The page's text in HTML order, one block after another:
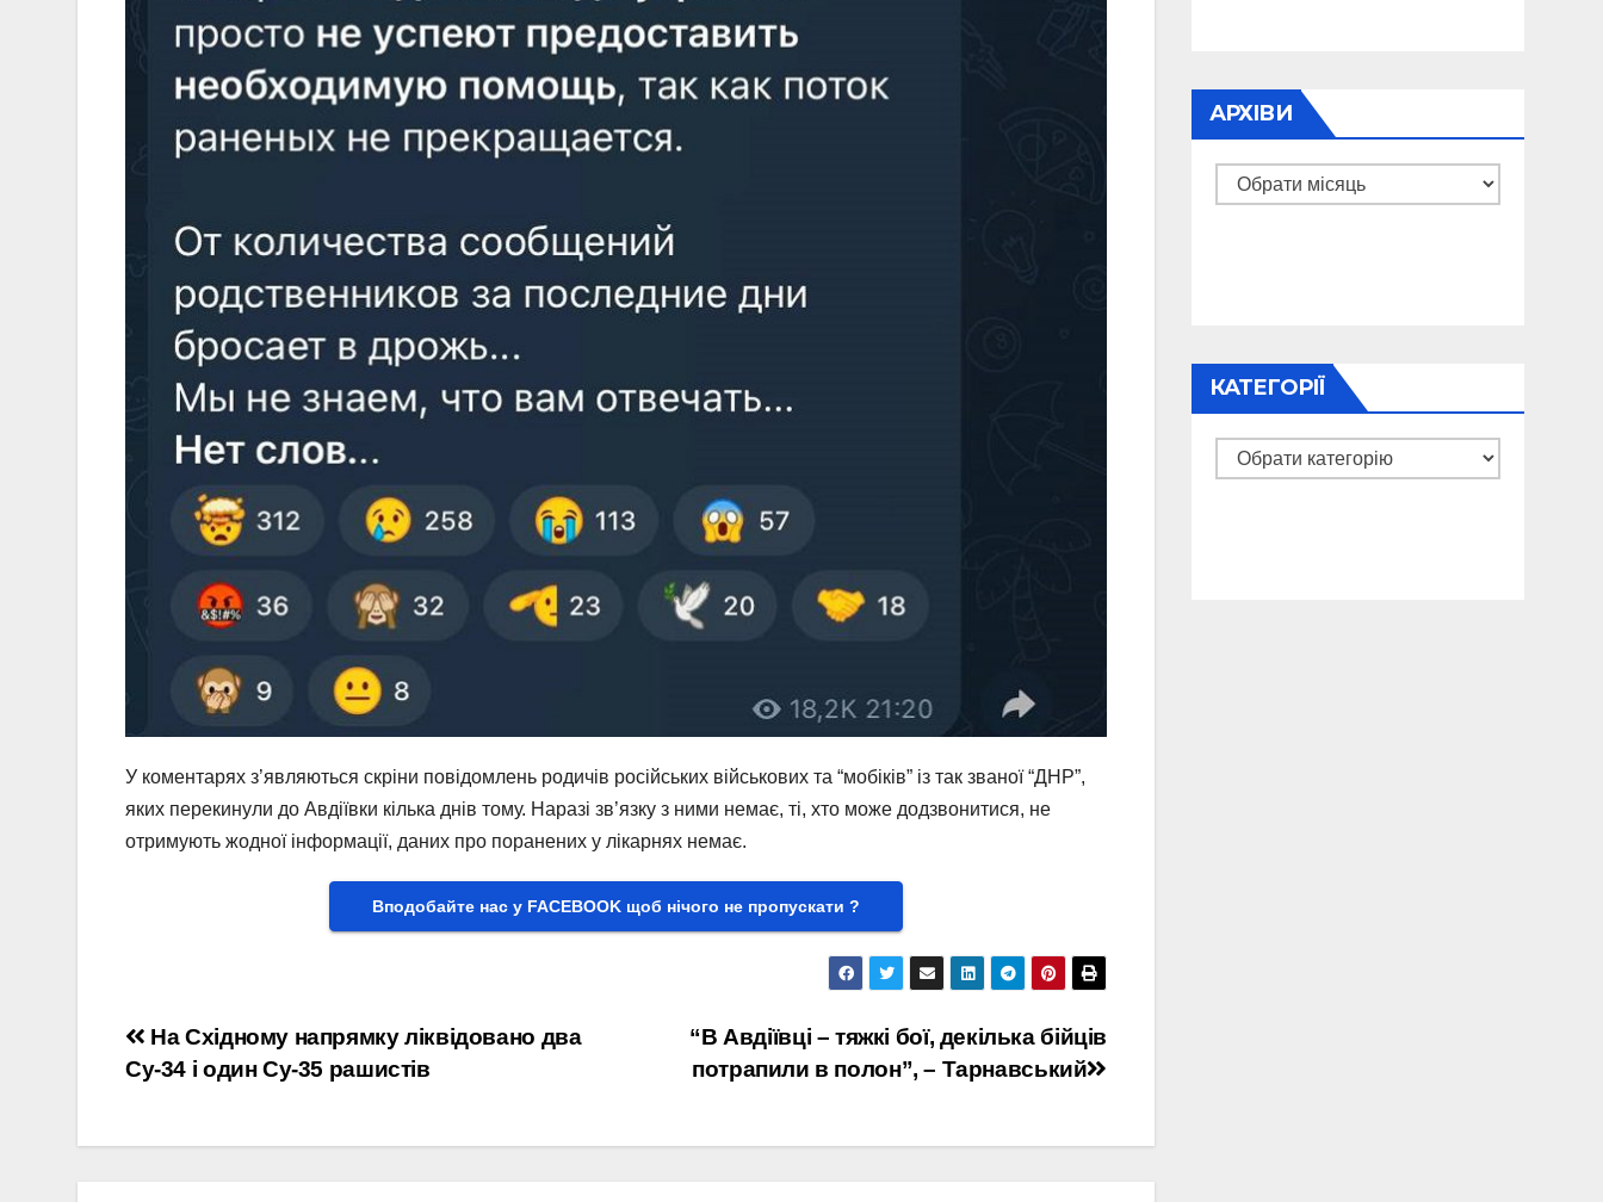
У коментарях з’являються скріни повідомлень родичів російських військових та “мобіків” із так званої “ДНР”,
яких перекинули до Авдіївки кілька днів тому. Наразі зв’язку з ними немає, ті, хто може додзвонитися, не
отримують жодної інформації, даних про поранених у лікарнях немає.
Вподобайте нас у FACEBOOK щоб нічого не пропускати ?
Навігація
записів
“В Авдіївці – тяжкі бої, декілька бійців
потрапили в полон”, – Тарнавський
На Східному напрямку ліквідовано два
Су-34 і один Су-35 рашистів
АРХІВИ
Архіви
КАТЕГОРІЇ
Категорії